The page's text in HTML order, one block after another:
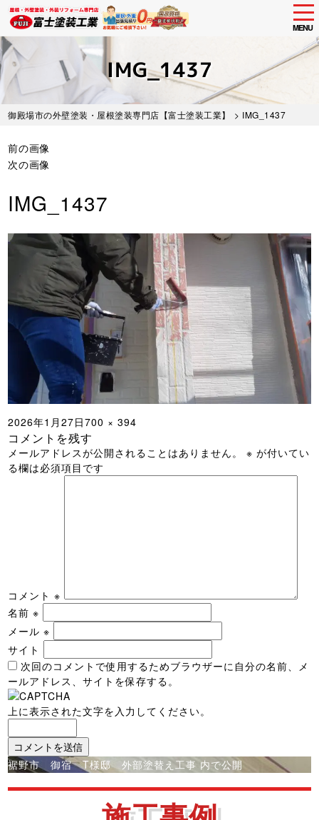
Skip
to
main
content
MENU
IMG_1437
御殿場市の外壁塗装・屋根塗装専門店【富士塗装工業】 > IMG_1437
前の画像
次の画像
IMG_1437
投
稿
日:
2026年1月27日フ
ル
サ
イ
700 × 394
コメントを残す
メールアドレスが公開されることはありません。 ※ が付いてい
る欄は必須項目です
コメント※
名前※
メール※
サイト
次回のコメントで使用するためブラウザーに自分の名前、メ
ールアドレス、サイトを保存する。
上に表示された文字を入力してください。
投
稿
裾野市 御宿 T様邸 外部塗替え工事 内で公開